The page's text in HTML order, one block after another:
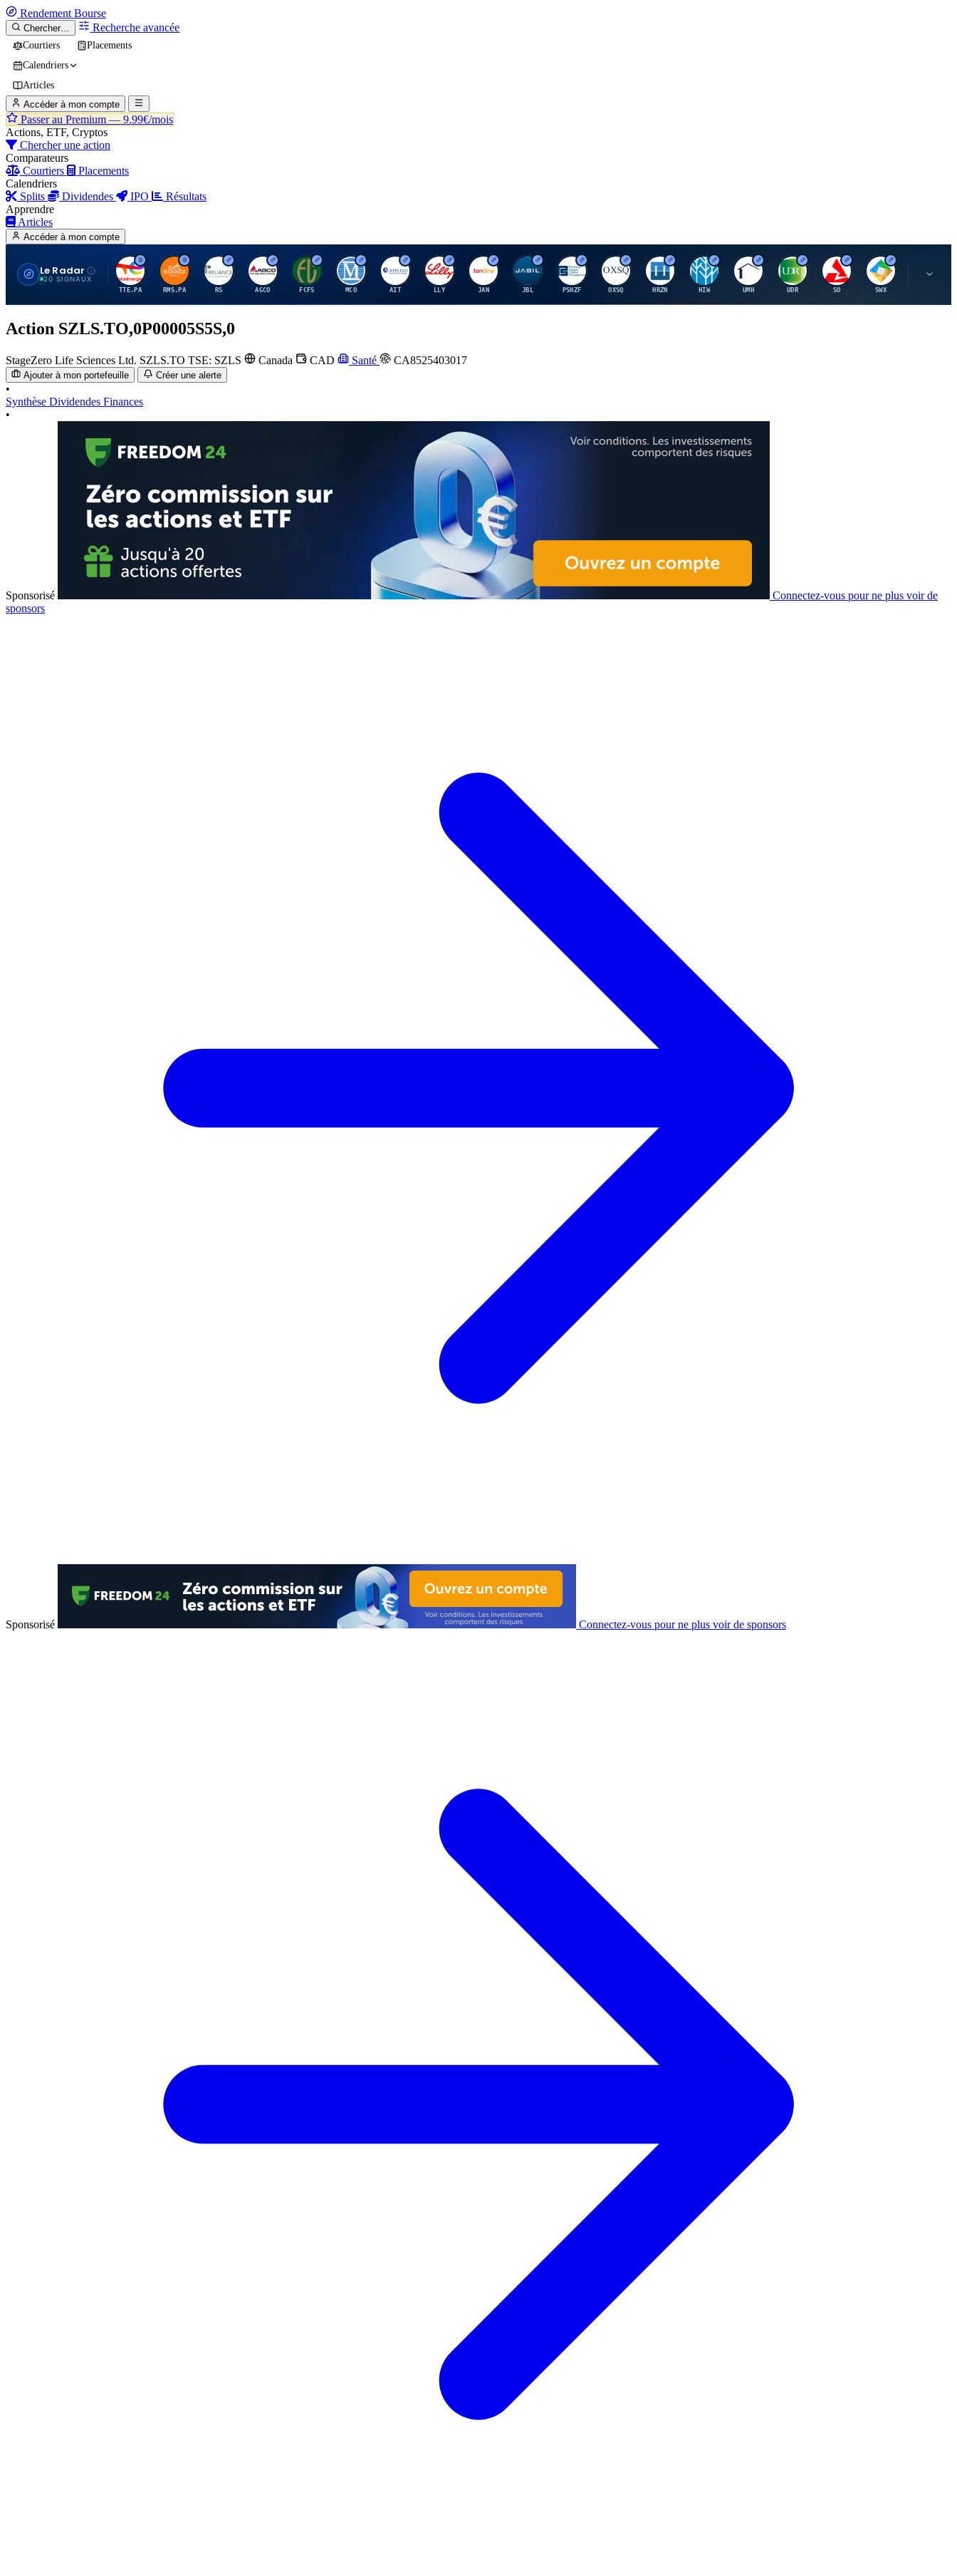
Rendement Bourse
Chercher… Recherche avancée
Courtiers
Placements
Calendriers
Articles
Accéder à mon compte
Passer au Premium — 9.99€/mois
Actions, ETF, Cryptos
Chercher une action
Comparateurs
Courtiers
Placements
Calendriers
Splits
Dividendes IPO
Résultats
Apprendre
Articles
Accéder à mon compte
Le Radar
20 SIGNAUX
T
TTE.PA
H
RMS.PA
R
RS
A
AGCO
F
FCFS
M
MCO
A
AIT
E
LLY
J
JAN
J
JBL
P
PSHZF
O
OXSQ
H
HRZN
H
HIW
U
UMH
U
UDR
S
SO
S
SWX
S
Action SZLS.TO,0P00005S5S,0
StageZero Life Sciences Ltd. SZLS.TO TSE: SZLS Canada CAD Santé CA8525403017
Ajouter à mon portefeuille Créer une alerte
•
Synthèse Dividendes Finances
•
Sponsorisé
Connectez-vous pour ne plus voir de
sponsors
Sponsorisé Connectez-vous pour ne plus voir de sponsors